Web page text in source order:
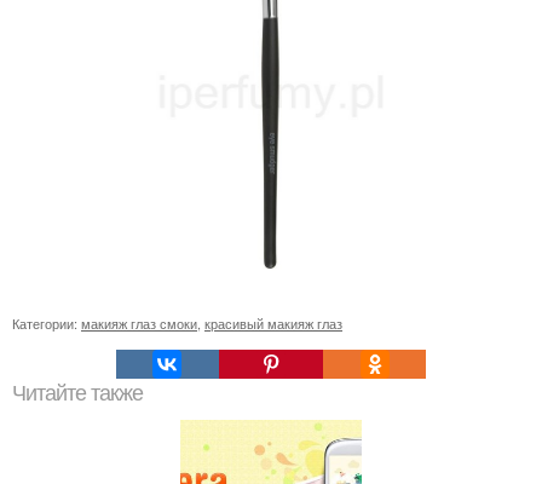
Категории: макияж глаз смоки красивый макияж глаз
Читайте также